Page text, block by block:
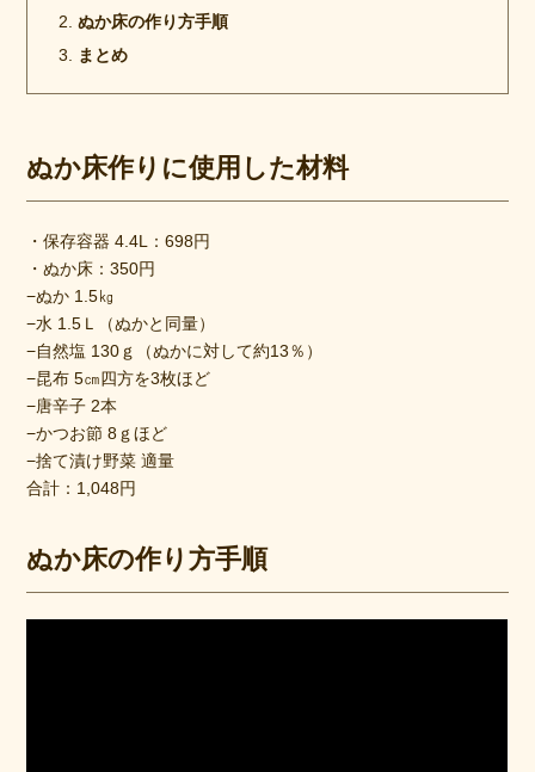
ぬか床の作り方手順
まとめ
ぬか床作りに使用した材料
・保存容器 4.4L：698円
・ぬか床：350円
−ぬか 1.5㎏
−水 1.5Ｌ（ぬかと同量）
−自然塩 130ｇ（ぬかに対して約13％）
−昆布 5㎝四方を3枚ほど
−唐辛子 2本
−かつお節 8ｇほど
−捨て漬け野菜 適量
合計：1,048円
ぬか床の作り方手順